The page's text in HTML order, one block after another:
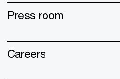
Press room
Careers